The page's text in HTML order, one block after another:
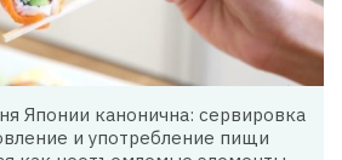
Японии канонична: сервировка
и употребление пищи